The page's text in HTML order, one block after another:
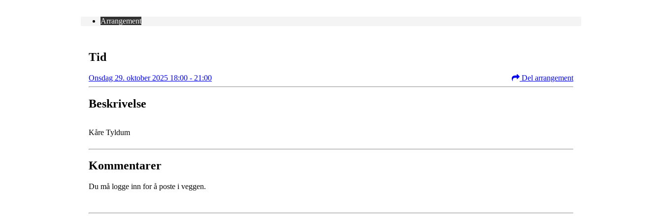
Arrangement
Tid
Onsdag 29. oktober 2025 18:00 - 21:00 Del arrangement
Beskrivelse
Kåre Tyldum
Kommentarer
Du må logge inn for å poste i veggen.